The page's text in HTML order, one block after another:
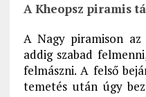
A Kheopsz piramis
A Nagy piramison az
addig szabad
felmászni. A felső
temetés után úgy